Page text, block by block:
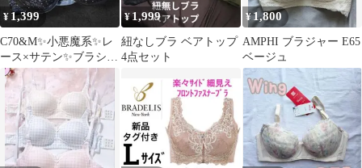
¥ 1,399
C70&M✨小悪魔系✨レ
ース×サテン✨️ブラショ
ーツセット✨
¥1,999
紐なしブラ ベアトップ
4点セット
¥1,800
AMPHI ブラジャー E65
ベージュ